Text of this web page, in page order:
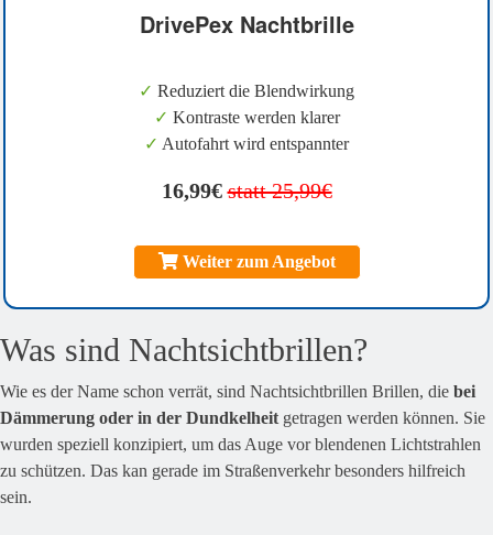
DrivePex Nachtbrille
✓ Reduziert die Blendwirkung
✓ Kontraste werden klarer
✓ Autofahrt wird entspannter
16,99€ statt 25,99€
Weiter zum Angebot
Was sind Nachtsichtbrillen?
Wie es der Name schon verrät, sind Nachtsichtbrillen Brillen, die bei
Dämmerung oder in der Dundkelheit getragen werden können. Sie
wurden speziell konzipiert, um das Auge vor blendenen Lichtstrahlen
zu schützen. Das kan gerade im Straßenverkehr besonders hilfreich
sein.